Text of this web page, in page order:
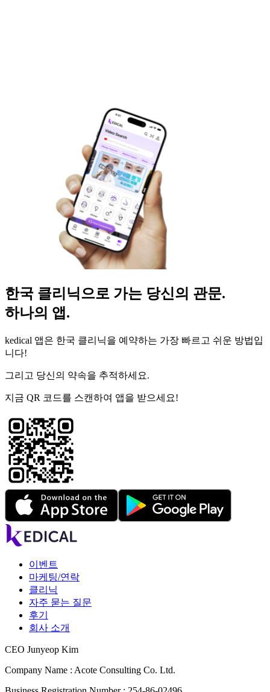
한국 클리닉으로 가는 당신의 관문.
하나의 앱.
kedical 앱은 한국 클리닉을 예약하는 가장 빠르고 쉬운 방법입
니다!
그리고 당신의 약속을 추적하세요.
지금 QR 코드를 스캔하여 앱을 받으세요!
이벤트
마케팅/연락
클리닉
자주 묻는 질문
후기
회사 소개
CEO Junyeop Kim
Company Name : Acote Consulting Co. Ltd.